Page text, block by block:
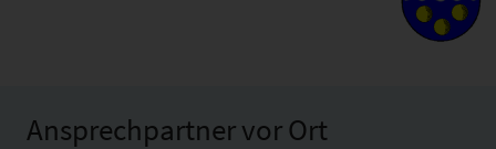
Ansprechpartner vor Ort